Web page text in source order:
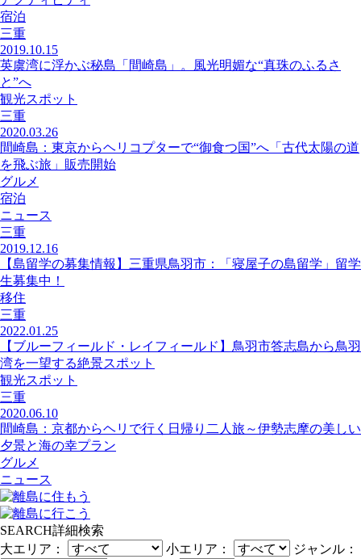
宿泊
三重
2019.10.15
英虞湾に浮かぶ秘島「間崎島」。風光明媚な“真珠のふるさ
と”へ
観光スポット
三重
2020.03.26
間崎島：東京からヘリコプターで“御食つ国”へ「古代太陽の道
を飛ぶ旅」販売開始
グルメ
宿泊
ニュース
三重
2019.12.16
【島留学の募集情報】三重県鳥羽市：「寝屋子の島留学」留学
生募集中！
移住
三重
2022.01.25
【ブルーフィールド・レイフィールド】鳥羽市答志島から鳥羽
湾を一望する絶景スポット
観光スポット
三重
2020.06.10
間崎島：京都からヘリで行く日帰り二人旅～伊勢志摩の美しい
夕景と海の幸プラン
グルメ
ニュース
SEARCH詳細検索
大エリア：
小エリア：
ジャンル：